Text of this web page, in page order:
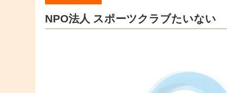
NPO法人 スポーツクラブたいない